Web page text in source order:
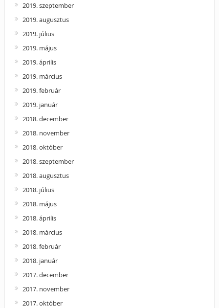
2019. szeptember
2019. augusztus
2019. július
2019. május
2019. április
2019. március
2019. február
2019. január
2018. december
2018. november
2018. október
2018. szeptember
2018. augusztus
2018. július
2018. május
2018. április
2018. március
2018. február
2018. január
2017. december
2017. november
2017. október